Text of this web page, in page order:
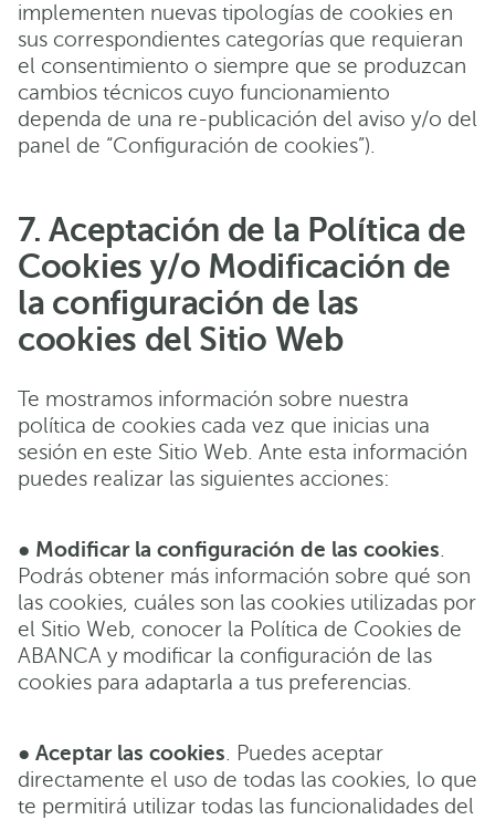
implementen nuevas tipologías de cookies en
sus correspondientes categorías que requieran
el consentimiento o siempre que se produzcan
cambios técnicos cuyo funcionamiento
dependa de una re-publicación del aviso y/o del
panel de “Configuración de cookies”).
7. Aceptación de la Política de
Cookies y/o Modificación de
la configuración de las
cookies del Sitio Web
Te mostramos información sobre nuestra
política de cookies cada vez que inicias una
sesión en este Sitio Web. Ante esta información
puedes realizar las siguientes acciones:
● Modificar la configuración de las cookies.
Podrás obtener más información sobre qué son
las cookies, cuáles son las cookies utilizadas por
el Sitio Web, conocer la Política de Cookies de
ABANCA y modificar la configuración de las
cookies para adaptarla a tus preferencias.
● Aceptar las cookies. Puedes aceptar
directamente el uso de todas las cookies, lo que
te permitirá utilizar todas las funcionalidades del